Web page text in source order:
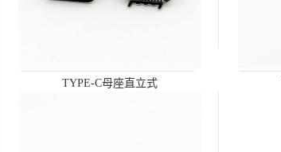
TYPE-C母座直立式